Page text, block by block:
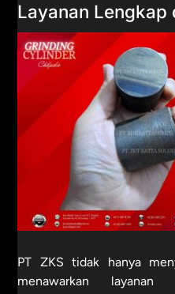
Layanan Lengkap
PT ZKS tidak hanya
menawarkan